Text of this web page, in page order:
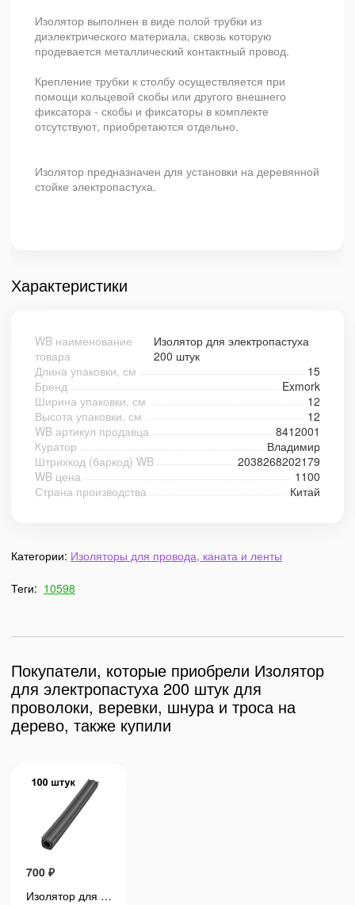
Изолятор выполнен в виде полой трубки из
диэлектрического материала, сквозь которую
продевается металлический контактный провод.
Крепление трубки к столбу осуществляется при
помощи кольцевой скобы или другого внешнего
фиксатора - скобы и фиксаторы в комплекте
отсутствуют, приобретаются отдельно.
Изолятор предназначен для установки на деревянной
стойке электропастуха.
Характеристики
WB наименование
товара
Изолятор для электропастуха
200 штук
Длина упаковки, см
15
Бренд
Exmork
Ширина упаковки, см
12
Высота упаковки, см
12
WB артикул продавца
8412001
Куратор
Владимир
Штрихкод (баркод) WB
2038268202179
WB цена
1100
Страна производства
Китай
Категории: Изоляторы для провода, каната и ленты
Теги: 10598
Покупатели, которые приобрели Изолятор
для электропастуха 200 штук для
проволоки, веревки, шнура и троса на
дерево, также купили
700 ₽
Изолятор для электропастуха 100 штук для проволоки, веревки, шнура и троса